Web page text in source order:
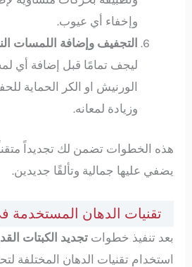
وإخفاء أي عيوب.
التجفيف وإضافة اللمسات
ليجف تمامًا قبل إضافة أي
الورنيش او الكر الحماية
وزيادة لمعانه.
هذه الخطوات تضمن لك تجديداً
يضفي عليها جمالية وتألقًا جديدين.
تقنيات الدهان المستخدمة
بعد تنفيذ خطواتتجديد الكبتات
استخدام تقنيات الدهان المختلفة